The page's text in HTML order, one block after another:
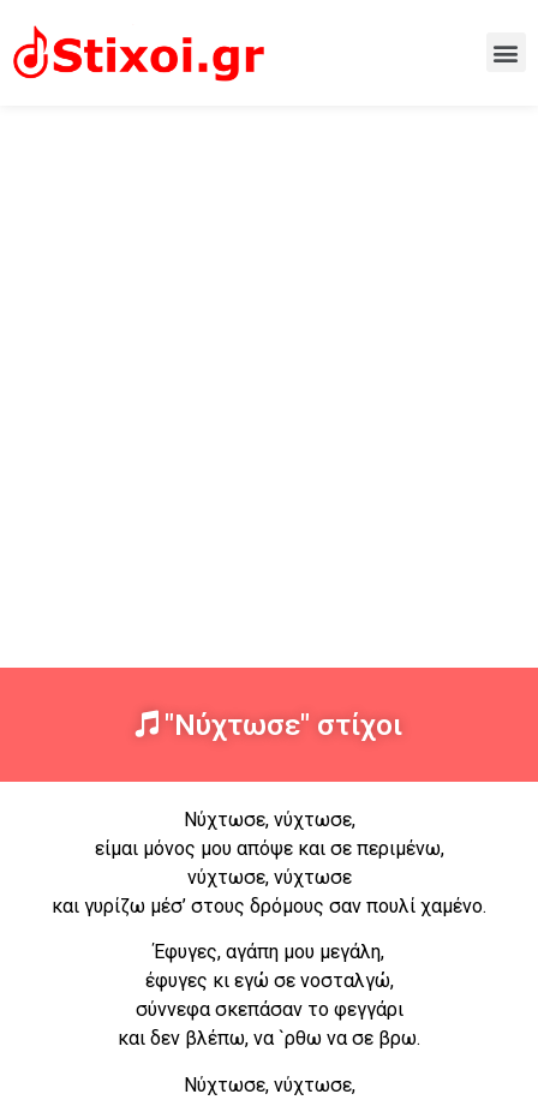
"Νύχτωσε" στίχοι
Νύχτωσε, νύχτωσε,
είμαι μόνος μου απόψε και σε περιμένω,
νύχτωσε, νύχτωσε
και γυρίζω μέσ’ στους δρόμους σαν πουλί χαμένο.
Έφυγες, αγάπη μου μεγάλη,
έφυγες κι εγώ σε νοσταλγώ,
σύννεφα σκεπάσαν το φεγγάρι
και δεν βλέπω, να `ρθω να σε βρω.
Νύχτωσε, νύχτωσε,